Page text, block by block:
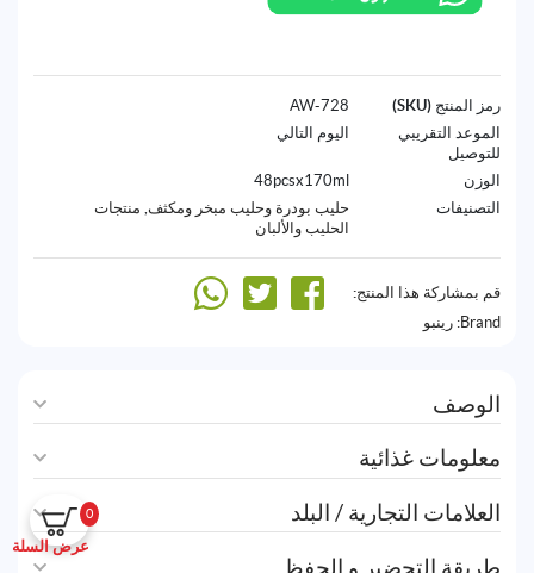
0
عرض السلة
رمز المنتج (SKU)
728-AW
الموعد التقريبي
للتوصيل
اليوم التالي
الوزن
48pcsx170ml
التصنيفات
حليب بودرة وحليب مبخر ومكثف, منتجات
الحليب والألبان
قم بمشاركة هذا المنتج:
Brand: رينبو
الوصف
معلومات غذائية
العلامات التجارية / البلد
طريقة التحضير و الحفظ